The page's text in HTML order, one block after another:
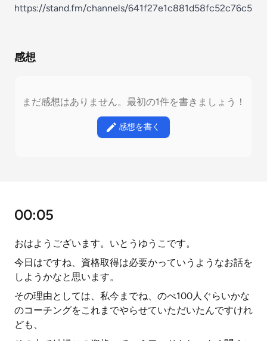
https://stand.fm/channels/641f27e1c881d58fc52c76c5
感想
まだ感想はありません。最初の1件を書きましょう！
感想を書く
00:05
おはようございます。いとうゆうこです。
今日はですね、資格取得は必要かっていうようなお話を
しようかなと思います。
その理由としては、私今までね、のべ100人ぐらいかな
のコーチングをこれまでやらせていただいたんですけれ
ども、